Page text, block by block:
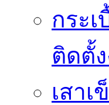
กระ
ติดตั้
เสา